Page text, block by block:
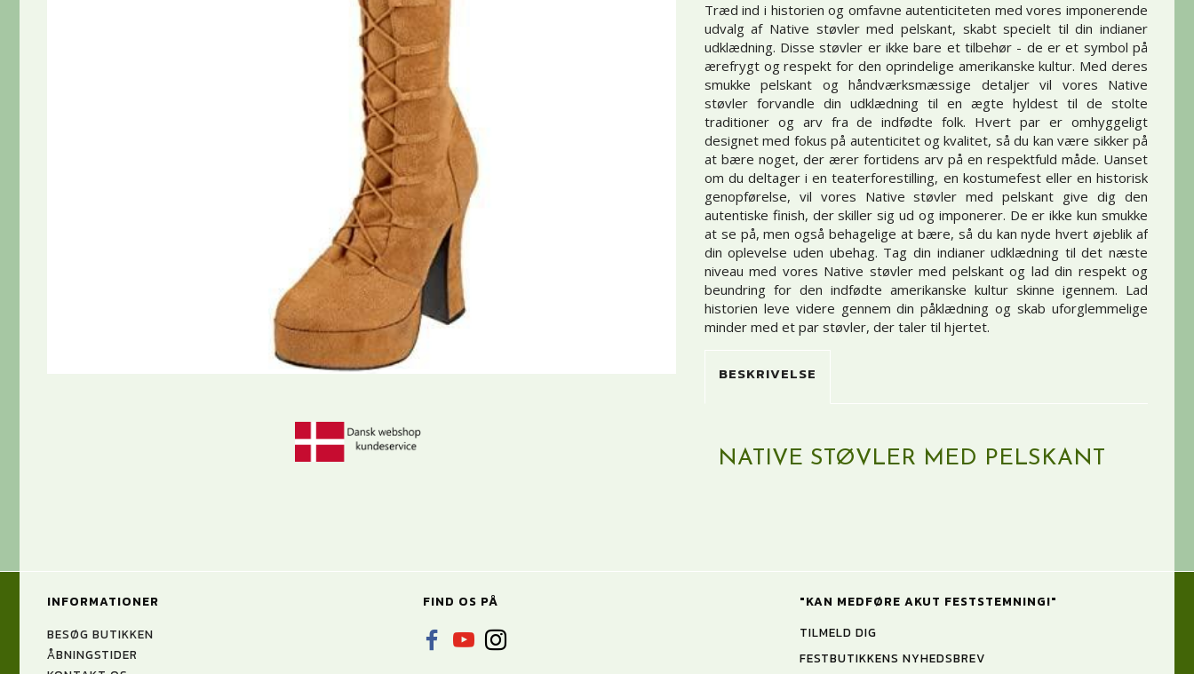
Træd ind i historien og omfavne autenticiteten med vores imponerende
udvalg af Native støvler med pelskant, skabt specielt til din indianer
udklædning. Disse støvler er ikke bare et tilbehør - de er et symbol på
ærefrygt og respekt for den oprindelige amerikanske kultur. Med deres
smukke pelskant og håndværksmæssige detaljer vil vores Native
støvler forvandle din udklædning til en ægte hyldest til de stolte
traditioner og arv fra de indfødte folk. Hvert par er omhyggeligt
designet med fokus på autenticitet og kvalitet, så du kan være sikker på
at bære noget, der ærer fortidens arv på en respektfuld måde. Uanset
om du deltager i en teaterforestilling, en kostumefest eller en historisk
genopførelse, vil vores Native støvler med pelskant give dig den
autentiske finish, der skiller sig ud og imponerer. De er ikke kun smukke
at se på, men også behagelige at bære, så du kan nyde hvert øjeblik af
din oplevelse uden ubehag. Tag din indianer udklædning til det næste
niveau med vores Native støvler med pelskant og lad din respekt og
beundring for den indfødte amerikanske kultur skinne igennem. Lad
historien leve videre gennem din påklædning og skab uforglemmelige
minder med et par støvler, der taler til hjertet.
BESKRIVELSE
NATIVE STØVLER MED PELSKANT
INFORMATIONER
BESØG BUTIKKEN
ÅBNINGSTIDER
FIND OS PÅ
"KAN MEDFØRE AKUT FESTSTEMNING!"
TILMELD DIG
FESTBUTIKKENS NYHEDSBREV